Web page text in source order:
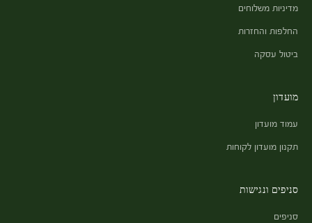
מדיניות משלוחים
החלפות והחזרות
ביטול עסקה
מועדון
עמוד מועדון
תקנון מועדון לקוחות
סניפים ונגישות
סניפים